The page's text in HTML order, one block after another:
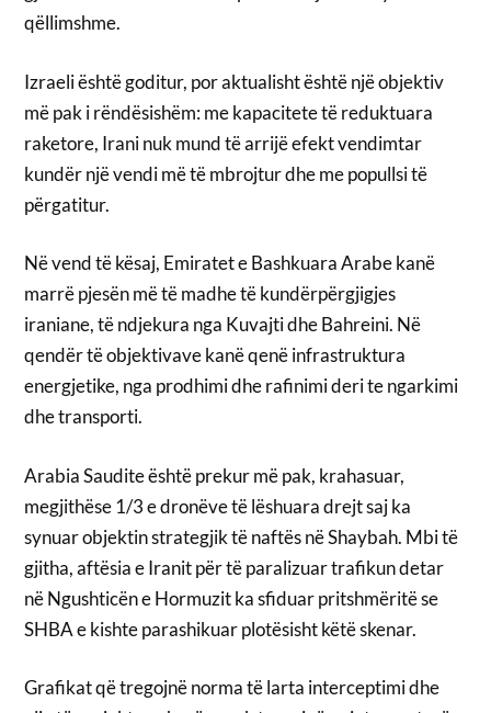
qëllimshme.
Izraeli është goditur, por aktualisht është një objektiv
më pak i rëndësishëm: me kapacitete të reduktuara
raketore, Irani nuk mund të arrijë efekt vendimtar
kundër një vendi më të mbrojtur dhe me popullsi të
përgatitur.
Në vend të kësaj, Emiratet e Bashkuara Arabe kanë
marrë pjesën më të madhe të kundërpërgjigjes
iraniane, të ndjekura nga Kuvajti dhe Bahreini. Në
qendër të objektivave kanë qenë infrastruktura
energjetike, nga prodhimi dhe rafinimi deri te ngarkimi
dhe transporti.
Arabia Saudite është prekur më pak, krahasuar,
megjithëse 1/3 e dronëve të lëshuara drejt saj ka
synuar objektin strategjik të naftës në Shaybah. Mbi të
gjitha, aftësia e Iranit për të paralizuar trafikun detar
në Ngushticën e Hormuzit ka sfiduar pritshmëritë se
SHBA e kishte parashikuar plotësisht këtë skenar.
Grafikat që tregojnë norma të larta interceptimi dhe